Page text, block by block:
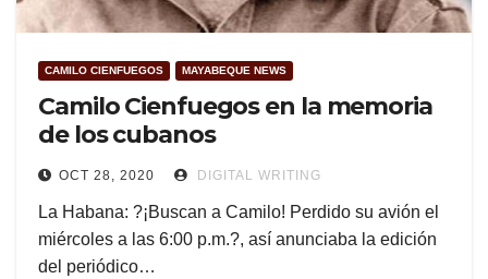
CAMILO CIENFUEGOS MAYABEQUE NEWS
Camilo Cienfuegos en la memoria
de los cubanos
OCT 28, 2020 DIGITAL WRITING
La Habana: ?¡Buscan a Camilo! Perdido su avión el
miércoles a las 6:00 p.m.?, así anunciaba la edición
del periódico…